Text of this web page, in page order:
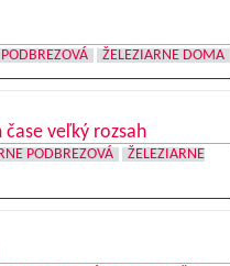
ŽELEZIARNE DOMA
veľký rozsah
PODBREZOVÁ
ŽELEZIARNE